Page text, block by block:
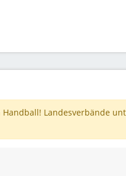
Landesverbände